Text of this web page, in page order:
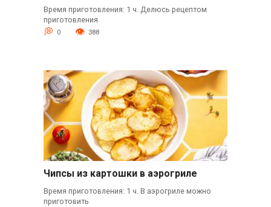
Время приготовления: 1 ч. Делюсь рецептом
приготовления
0 388
Чипсы из картошки в аэрогриле
Время приготовления: 1 ч. В аэрогриле можно
приготовить